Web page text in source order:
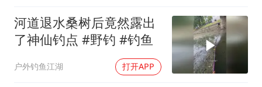
河道退水桑树后竟然露出
了神仙钓点 #野钓 #钓鱼
户外钓鱼江湖 打开APP